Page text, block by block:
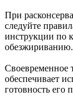
При
следуйте
инструкции по
обезжириванию.
Своевременное
обеспечивает
готовность его